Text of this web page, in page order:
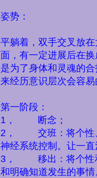
姿势：
平躺着，双手交叉放
面，有一定进展后在
是为了身体和灵魂的
来经历意识层次会容
第一阶段：
1 ，
断念；
2 ，
交班：将个
神经系统控制。让一
3 ，
移出：将个
和明确知道发生的事